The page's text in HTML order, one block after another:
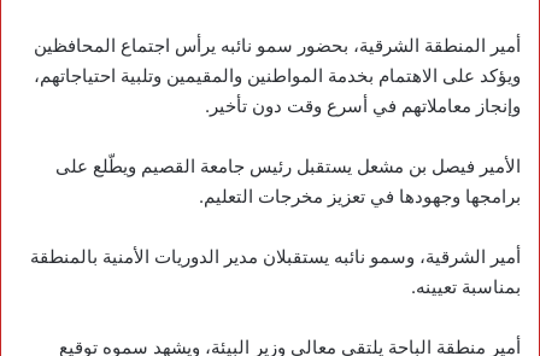
‏أمير المنطقة الشرقية، بحضور سمو نائبه يرأس اجتماع المحافظين
ويؤكد على الاهتمام بخدمة المواطنين والمقيمين وتلبية احتياجاتهم،
وإنجاز معاملاتهم في أسرع وقت دون تأخير.
‏الأمير فيصل بن مشعل يستقبل رئيس جامعة القصيم ويطّلع على
برامجها وجهودها في تعزيز مخرجات التعليم.
‏أمير الشرقية، وسمو نائبه يستقبلان مدير الدوريات الأمنية بالمنطقة
بمناسبة تعيينه.
‏أمير منطقة الباحة يلتقي معالي وزير البيئة، ويشهد سموه توقيع